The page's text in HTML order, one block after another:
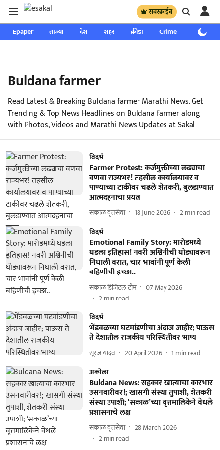
सबस्क्राईब
Epaper ताज्या देश शहर क्रीडा Crime साप्ताहिक
Buldana farmer
Read Latest & Breaking Buldana farmer Marathi News. Get
Trending & Top News Headlines on Buldana farmer along
with Photos, Videos and Marathi News Updates at Sakal
विदर्भ
Farmer Protest: कर्जमुक्तीच्या लढ्याचा
वणवा राज्यभर! तहसील कार्यालयावर व
पाण्याच्या टाकीवर चढले शेतकरी, बुलडाण्यात
आत्मदहनाचा प्रयत्न
सकाळ वृत्तसेवा 18 June 2026 2min read
विदर्भ
Emotional Family Story: मारोडमध्ये
घडला इतिहास! नवरी अश्विनीची घोड्यावरून
निघाली वरात, चार भावांनी पूर्ण केली
बहिणीची इच्छा..
सकाळ डिजिटल टीम
07 May 2026
2min read
विदर्भ
भेंडवळच्या घटमांडणीचा अंदाज जाहीर; पाऊस
ते देशातील राजकीय परिस्थितीवर भाष्य
सूरज यादव 20 April 2026 1 min read
अकोला
Buldana News: सहकार खात्याचा कारभार
उसनवारीवर!; खासगी संस्था तुपाशी, शेतकरी
संस्था उपाशी; ‘सकाळ’च्या वृत्तमालिकेने वेधले
प्रशासनाचे लक्ष
सकाळ वृत्तसेवा
28 March 2026
2min read